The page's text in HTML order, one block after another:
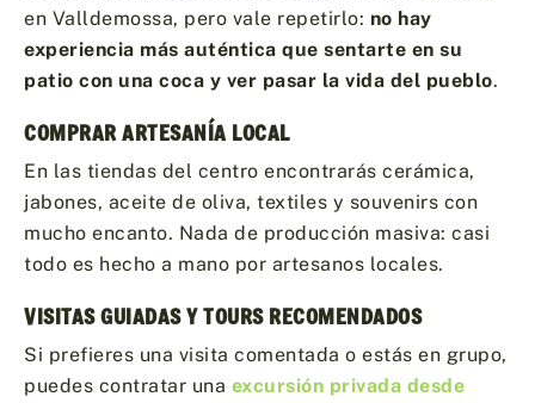
en Valldemossa, pero vale repetirlo: no hay
experiencia más auténtica que sentarte en su
patio con una coca y ver pasar la vida del pueblo.
COMPRAR ARTESANÍA LOCAL
En las tiendas del centro encontrarás cerámica,
jabones, aceite de oliva, textiles y souvenirs con
mucho encanto. Nada de producción masiva: casi
todo es hecho a mano por artesanos locales.
VISITAS GUIADAS Y TOURS RECOMENDADOS
Si prefieres una visita comentada o estás en grupo,
puedes contratar una excursión privada desde